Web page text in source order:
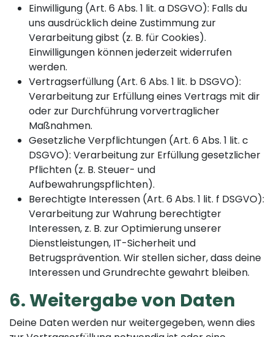
Einwilligung (Art. 6 Abs. 1 lit. a DSGVO): Falls du
uns ausdrücklich deine Zustimmung zur
Verarbeitung gibst (z. B. für Cookies).
Einwilligungen können jederzeit widerrufen
werden.
Vertragserfüllung (Art. 6 Abs. 1 lit. b DSGVO):
Verarbeitung zur Erfüllung eines Vertrags mit dir
oder zur Durchführung vorvertraglicher
Maßnahmen.
Gesetzliche Verpflichtungen (Art. 6 Abs. 1 lit. c
DSGVO): Verarbeitung zur Erfüllung gesetzlicher
Pflichten (z. B. Steuer- und
Aufbewahrungspflichten).
Berechtigte Interessen (Art. 6 Abs. 1 lit. f DSGVO):
Verarbeitung zur Wahrung berechtigter
Interessen, z. B. zur Optimierung unserer
Dienstleistungen, IT-Sicherheit und
Betrugsprävention. Wir stellen sicher, dass deine
Interessen und Grundrechte gewahrt bleiben.
6. Weitergabe von Daten
Deine Daten werden nur weitergegeben, wenn dies